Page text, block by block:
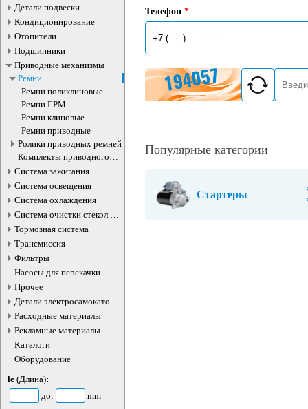
Детали подвески
Кондиционирование
Отопители
Подшипники
Приводные механизмы
Ремни
Ремни поликлиновые
Ремни ГРМ
Ремни клиновые
Ремни приводные
Ролики приводных ремней
Комплекты приводного
ремня
Система зажигания
Система освещения
Система охлаждения
Система очистки стекол и
фар
Тормозная система
Трансмиссия
Фильтры
Насосы для перекачки
жидкостей
Прочее
Детали электросамокатов и
электротранспорта
Расходные материалы
Рекламные материалы
Каталоги
Оборудование
le (Длина):
до:
mm
Телефон *
Популярные категории
Стартеры